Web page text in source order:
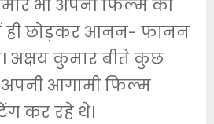
भी अपनी फिल्म की
ही छोड़कर आनन- फानन
अक्षय कुमार बीते कुछ
आगामी फिल्म
कर रहे थे।